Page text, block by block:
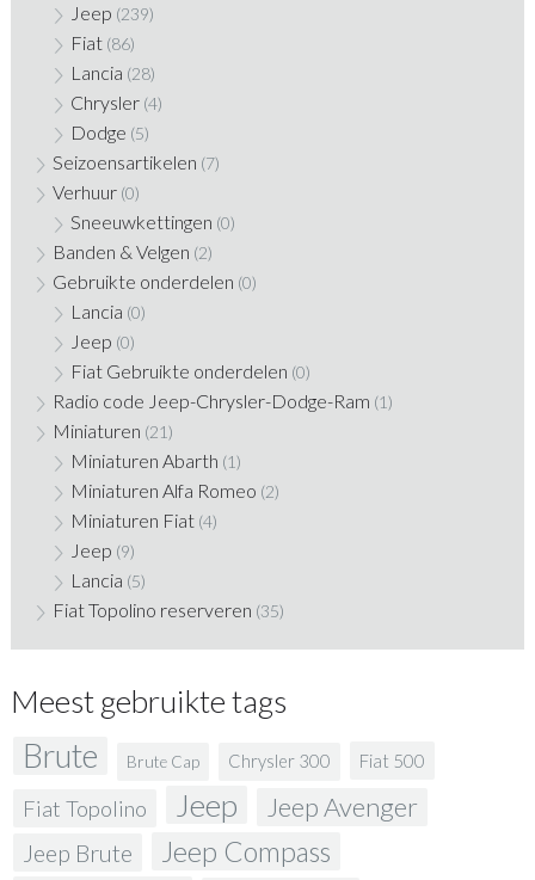
Jeep (239)
Fiat (86)
Lancia (28)
Chrysler (4)
Dodge (5)
Seizoensartikelen (7)
Verhuur (0)
Sneeuwkettingen (0)
Banden & Velgen (2)
Gebruikte onderdelen (0)
Lancia (0)
Jeep (0)
Fiat Gebruikte onderdelen (0)
Radio code Jeep-Chrysler-Dodge-Ram (1)
Miniaturen (21)
Miniaturen Abarth (1)
Miniaturen Alfa Romeo (2)
Miniaturen Fiat (4)
Jeep (9)
Lancia (5)
Fiat Topolino reserveren (35)
Meest gebruikte tags
Brute Brute Cap Chrysler 300 Fiat 500
Fiat Topolino Jeep Jeep Avenger
Jeep Brute Jeep Compass